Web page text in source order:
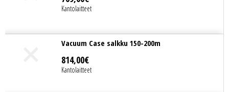
Kantolaitteet
Vacuum Case salkku 150-200m
814,00€
Kantolaitteet